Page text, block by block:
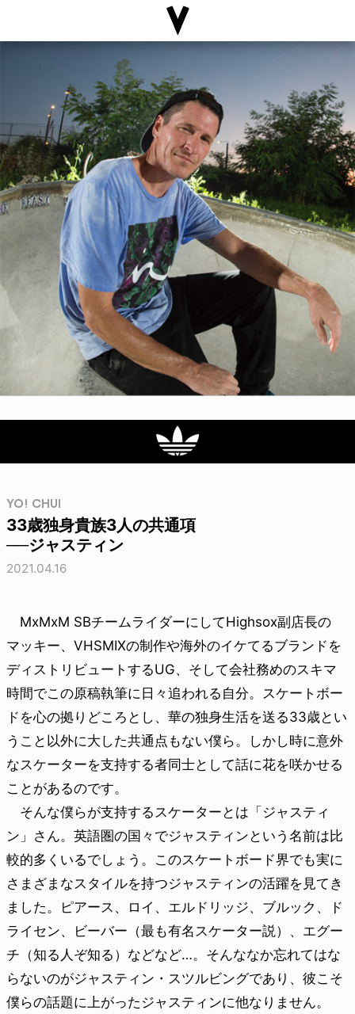
YO! CHUI
33歳独身貴族3人の共通項
──ジャスティン
2021.04.16
MxMxM SBチームライダーにしてHighsox副店長の
マッキー、VHSMIXの制作や海外のイケてるブランドを
ディストリビュートするUG、そして会社務めのスキマ
時間でこの原稿執筆に日々追われる自分。スケートボー
ドを心の拠りどころとし、華の独身生活を送る33歳とい
うこと以外に大した共通点もない僕ら。しかし時に意外
なスケーターを支持する者同士として話に花を咲かせる
ことがあるのです。
そんな僕らが支持するスケーターとは「ジャスティ
ン」さん。英語圏の国々でジャスティンという名前は比
較的多くいるでしょう。このスケートボード界でも実に
さまざまなスタイルを持つジャスティンの活躍を見てき
ました。ピアース、ロイ、エルドリッジ、ブルック、ド
ライセン、ビーバー（最も有名スケーター説）、エグー
チ（知る人ぞ知る）などなど…。そんななか忘れてはな
らないのがジャスティン・スツルビングであり、彼こそ
僕らの話題に上がったジャスティンに他なりません。